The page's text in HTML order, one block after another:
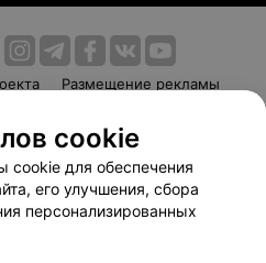
Размещение рекламы
Способы оплаты
Партнеры
103.by
cookie
cookie для обеспечения
его улучшения, сбора
персонализированных